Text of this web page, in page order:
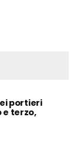
portieri
e terzo,